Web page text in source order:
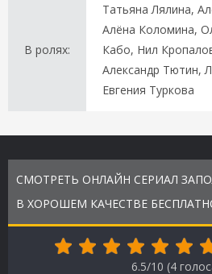
В ролях:
Татьяна Лялина,
Алёна Коломина,
Кабо, Нил
Александр Тютин,
Евгения Туркова
СМОТРЕТЬ ОНЛАЙН СЕРИАЛ
В ХОРОШЕМ КАЧЕСТВЕ
6.5/10 (4